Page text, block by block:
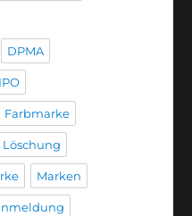
DPMA
Farbmarke
Löschung
Marken